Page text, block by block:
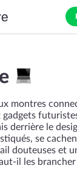
montres
gadgets
derrière le
se
douteuses et
il les